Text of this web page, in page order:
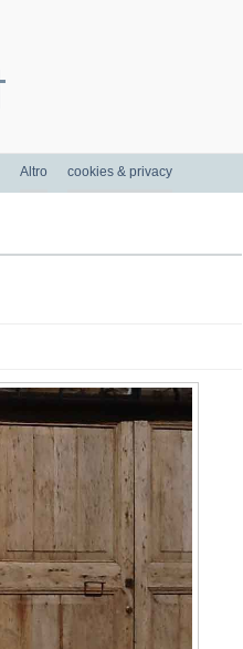
Altro cookies & privacy